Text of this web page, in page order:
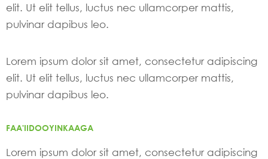
elit. Ut elit tellus, luctus nec ullamcorper mattis,
pulvinar dapibus leo.
Lorem ipsum dolor sit amet, consectetur adipiscing
elit. Ut elit tellus, luctus nec ullamcorper mattis,
pulvinar dapibus leo.
FAA'IIDOOYINKAAGA
Lorem ipsum dolor sit amet, consectetur adipiscing